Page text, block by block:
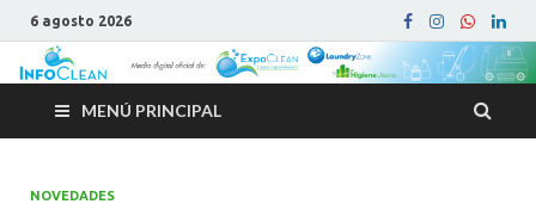
6 agosto 2026
MENÚ PRINCIPAL
NOVEDADES